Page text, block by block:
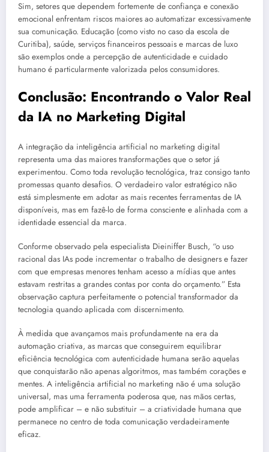
Sim, setores que dependem fortemente de confiança e conexão
emocional enfrentam riscos maiores ao automatizar excessivamente
sua comunicação. Educação (como visto no caso da escola de
Curitiba), saúde, serviços financeiros pessoais e marcas de luxo
são exemplos onde a percepção de autenticidade e cuidado
humano é particularmente valorizada pelos consumidores.
Conclusão: Encontrando o Valor Real
da IA no Marketing Digital
A integração da inteligência artificial no marketing digital
representa uma das maiores transformações que o setor já
experimentou. Como toda revolução tecnológica, traz consigo tanto
promessas quanto desafios. O verdadeiro valor estratégico não
está simplesmente em adotar as mais recentes ferramentas de IA
disponíveis, mas em fazê-lo de forma consciente e alinhada com a
identidade essencial da marca.
Conforme observado pela especialista Dieiniffer Busch, “o uso
racional das IAs pode incrementar o trabalho de designers e fazer
com que empresas menores tenham acesso a mídias que antes
estavam restritas a grandes contas por conta do orçamento.” Esta
observação captura perfeitamente o potencial transformador da
tecnologia quando aplicada com discernimento.
À medida que avançamos mais profundamente na era da
automação criativa, as marcas que conseguirem equilibrar
eficiência tecnológica com autenticidade humana serão aquelas
que conquistarão não apenas algoritmos, mas também corações e
mentes. A inteligência artificial no marketing não é uma solução
universal, mas uma ferramenta poderosa que, nas mãos certas,
pode amplificar – e não substituir – a criatividade humana que
permanece no centro de toda comunicação verdadeiramente
eficaz.